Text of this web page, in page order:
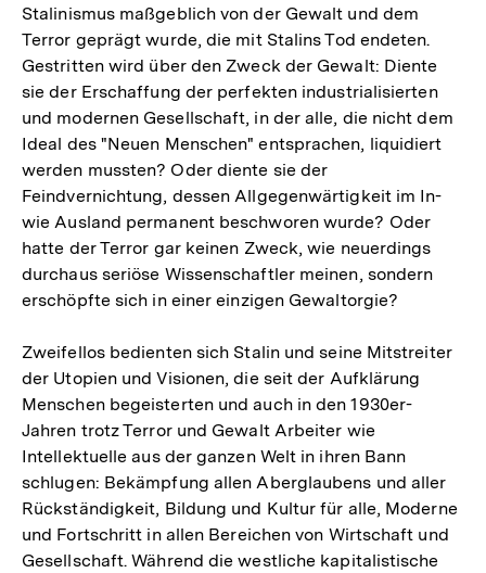
Stalinismus maßgeblich von der Gewalt und dem
Terror geprägt wurde, die mit Stalins Tod endeten.
Gestritten wird über den Zweck der Gewalt: Diente
sie der Erschaffung der perfekten industrialisierten
und modernen Gesellschaft, in der alle, die nicht dem
Ideal des "Neuen Menschen" entsprachen, liquidiert
werden mussten? Oder diente sie der
Feindvernichtung, dessen Allgegenwärtigkeit im In-
wie Ausland permanent beschworen wurde? Oder
hatte der Terror gar keinen Zweck, wie neuerdings
durchaus seriöse Wissenschaftler meinen, sondern
erschöpfte sich in einer einzigen Gewaltorgie?
Zweifellos bedienten sich Stalin und seine Mitstreiter
der Utopien und Visionen, die seit der Aufklärung
Menschen begeisterten und auch in den 1930er-
Jahren trotz Terror und Gewalt Arbeiter wie
Intellektuelle aus der ganzen Welt in ihren Bann
schlugen: Bekämpfung allen Aberglaubens und aller
Rückständigkeit, Bildung und Kultur für alle, Moderne
und Fortschritt in allen Bereichen von Wirtschaft und
Gesellschaft. Während die westliche kapitalistische